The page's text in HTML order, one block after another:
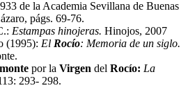
de la Academia Sevillana de Buenas
págs. 69-76.
Estampas hinojeras. Hinojos, 2007
(1995): El Rocío: Memoria de un siglo.
por la Virgen del Rocío: La
293- 298.